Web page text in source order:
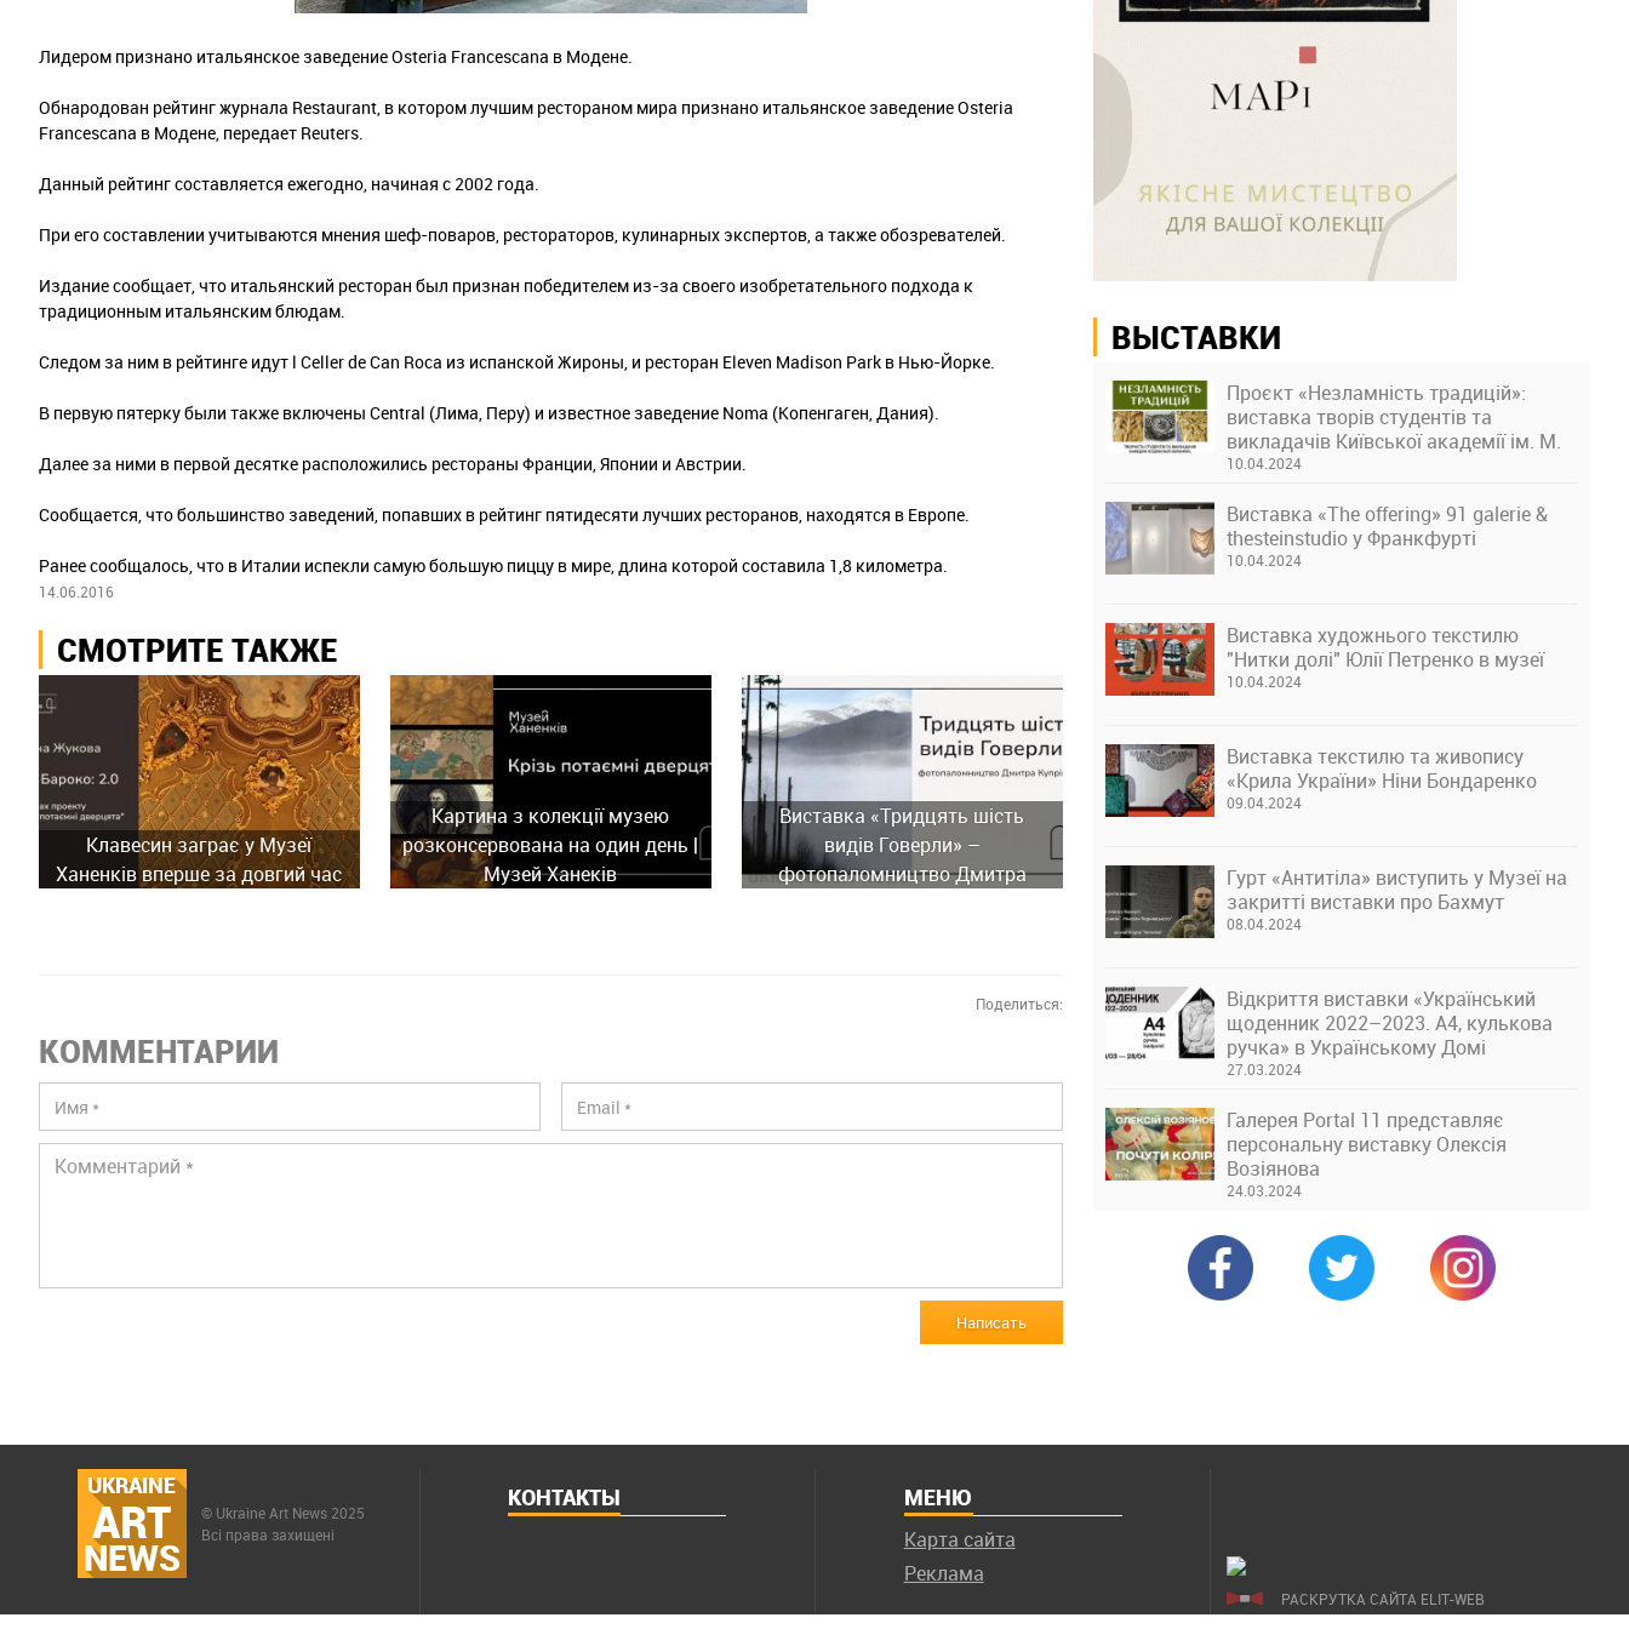
Лидером признано итальянское заведение Osteria Francescana в Модене.
Обнародован рейтинг журнала Restaurant, в котором лучшим рестораном мира признано итальянское заведение Osteria
Francescana в Модене, передает Reuters.
Данный рейтинг составляется ежегодно, начиная с 2002 года.
При его составлении учитываются мнения шеф-поваров, рестораторов, кулинарных экспертов, а также обозревателей.
Издание сообщает, что итальянский ресторан был признан победителем из-за своего изобретательного подхода к
традиционным итальянским блюдам.
Следом за ним в рейтинге идут l Celler de Can Roca из испанской Жироны, и ресторан Eleven Madison Park в Нью-Йорке.
В первую пятерку были также включены Central (Лима, Перу) и известное заведение Noma (Копенгаген, Дания).
Далее за ними в первой десятке расположились рестораны Франции, Японии и Австрии.
Сообщается, что большинство заведений, попавших в рейтинг пятидесяти лучших ресторанов, находятся в Европе.
Ранее сообщалось, что в Италии испекли самую большую пиццу в мире, длина которой составила 1,8 километра.
14.06.2016
СМОТРИТЕ ТАКЖЕ
Клавесин заграє у Музеї
Ханенків вперше за довгий час
Картина з колекції музею
розконсервована на один день |
Музей Ханеків
Виставка «Тридцять шість
видів Говерли» –
фотопаломництво Дмитра
Поделиться:
КОММЕНТАРИИ
Написать
ВЫСТАВКИ
Проєкт «Незламність традицій»:
виставка творів студентів та
викладачів Київської академії ім. М.
Бойчука
10.04.2024
Виставка «The offering» 91 galerie &
thesteinstudio у Франкфурті
10.04.2024
Виставка художнього текстилю
"Нитки долі" Юлії Петренко в музеї
10.04.2024
Виставка текстилю та живопису
«Крила України» Ніни Бондаренко
09.04.2024
Гурт «Антитіла» виступить у Музеї на
закритті виставки про Бахмут
08.04.2024
Відкриття виставки «Український
щоденник 2022–2023. А4, кулькова
ручка» в Українському Домі
27.03.2024
Галерея Portal 11 представляє
персональну виставку Олексія
Возіянова
24.03.2024
UKRAINE
ART
NEWS
© Ukraine Art News 2025
Всі права захищені
КОНТАКТЫ МЕНЮ
Карта сайта
Реклама
РАСКРУТКА САЙТА ELIT-WEB